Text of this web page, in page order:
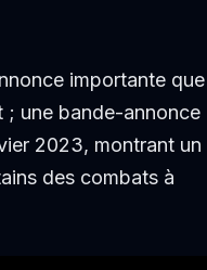
importante que
; une bande-annonce
2023, montrant un
des combats à